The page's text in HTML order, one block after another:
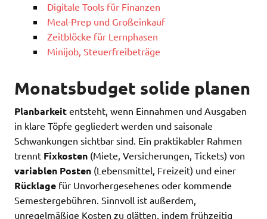
Digitale Tools für Finanzen
Meal-Prep und Großeinkauf
Zeitblöcke für Lernphasen
Minijob, Steuerfreibeträge
Monatsbudget solide planen
Planbarkeit entsteht, wenn Einnahmen und Ausgaben
in klare Töpfe gegliedert werden und saisonale
Schwankungen sichtbar sind. Ein praktikabler Rahmen
trennt Fixkosten (Miete, Versicherungen, Tickets) von
variablen Posten (Lebensmittel, Freizeit) und einer
Rücklage für Unvorhergesehenes oder kommende
Semestergebühren. Sinnvoll ist außerdem,
unregelmäßige Kosten zu glätten, indem frühzeitig